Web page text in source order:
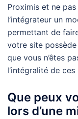
Proximis et ne
l’intégrateur un
permettant de
votre site
que vous n’êtes
l’intégralité de ces
Que peux
lors d’une